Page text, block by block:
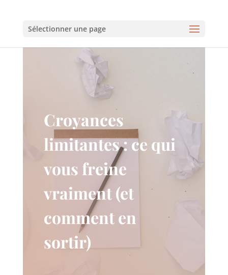
Sélectionner une page
Croyances
limitantes : ce qui
vous freine
vraiment (et
comment en
sortir)